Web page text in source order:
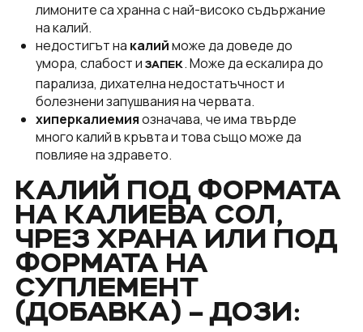
лимоните са хранна с най-високо съдържание
на калий.
недостигът на калийможе да доведе до
умора, слабост и ЗАПЕК. Може да ескалира до
парализа, дихателна недостатъчност и
болезнени запушвания на червата.
хиперкалиемияозначава, че има твърде
много калий в кръвта и това също може да
повлияе на здравето.
КАЛИЙ ПОД ФОРМАТА
НА КАЛИЕВА СОЛ,
ЧРЕЗ ХРАНА ИЛИ ПОД
ФОРМАТА НА
СУПЛЕМЕНТ
(ДОБАВКА) – ДОЗИ: